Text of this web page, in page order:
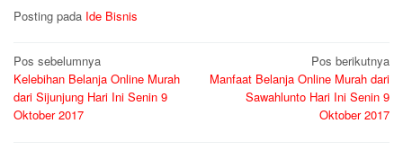
Posting pada Ide Bisnis
Navigasi
pos
Pos sebelumnya
Kelebihan Belanja Online Murah
dari Sijunjung Hari Ini Senin 9
Oktober 2017
Pos berikutnya
Manfaat Belanja Online Murah dari
Sawahlunto Hari Ini Senin 9
Oktober 2017